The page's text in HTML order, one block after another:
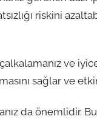
riskini
ve
sağlar ve
da önemlidir.